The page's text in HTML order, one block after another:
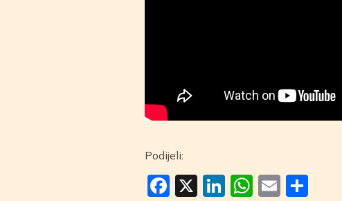
Podijeli:
Facebook
X LinkedIn
Email